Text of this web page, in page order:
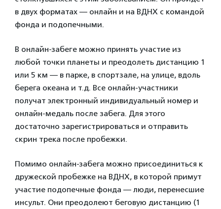
в двух форматах — онлайн и на ВДНХ с командой
фонда и подопечными.
В онлайн-забеге можно принять участие из
любой точки планеты и преодолеть дистанцию 1
или 5 км — в парке, в спортзале, на улице, вдоль
берега океана и т.д. Все онлайн-участники
получат электронный индивидуальный номер и
онлайн-медаль после забега. Для этого
достаточно зарегистрироваться и отправить
скрин трека после пробежки.
Помимо онлайн-забега можно присоединиться к
дружеской пробежке на ВДНХ, в которой примут
участие подопечные фонда — люди, перенесшие
инсульт. Они преодолеют беговую дистанцию (1